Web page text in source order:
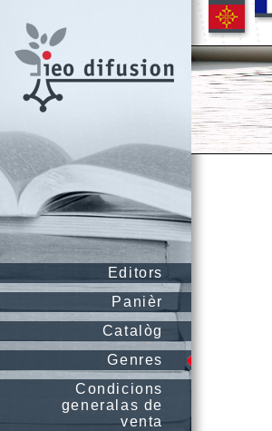
Editors
Panièr
Catalòg
Genres
Condicions
generalas de
venta